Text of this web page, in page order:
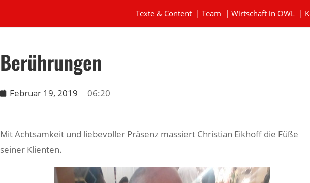
Texte & Content| Team | Wirtschaft in OWL|
Berührungen
Februar 19, 2019 06:20
Mit Achtsamkeit und liebevoller Präsenz massiert Christian Eikhoff die Füße
seiner Klienten.